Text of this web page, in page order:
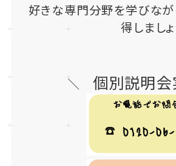
好きな専門分野を学びな
得しましょ
＼ 個別説明会